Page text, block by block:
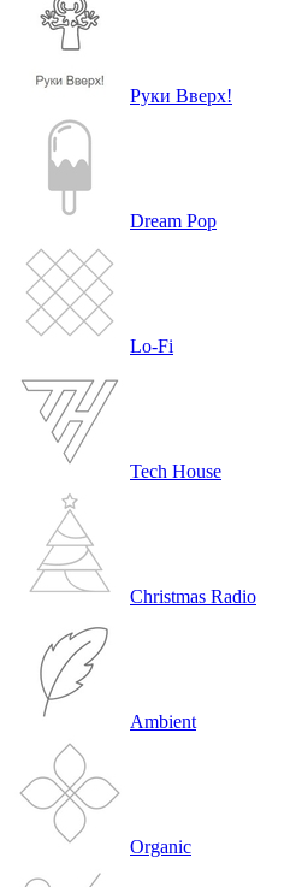
Руки Вверх!
Dream Pop
Lo-Fi
Tech House
Christmas Radio
Ambient
Organic